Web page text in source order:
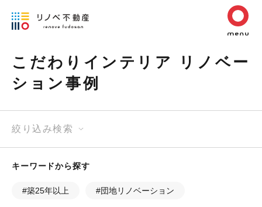
こだわりインテリア リノベー
ション事例
絞り込み検索
キーワードから探す
#築25年以上 #団地リノベーション